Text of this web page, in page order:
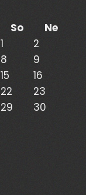
So
Ne
1
2
8
9
15
16
22
23
29
30